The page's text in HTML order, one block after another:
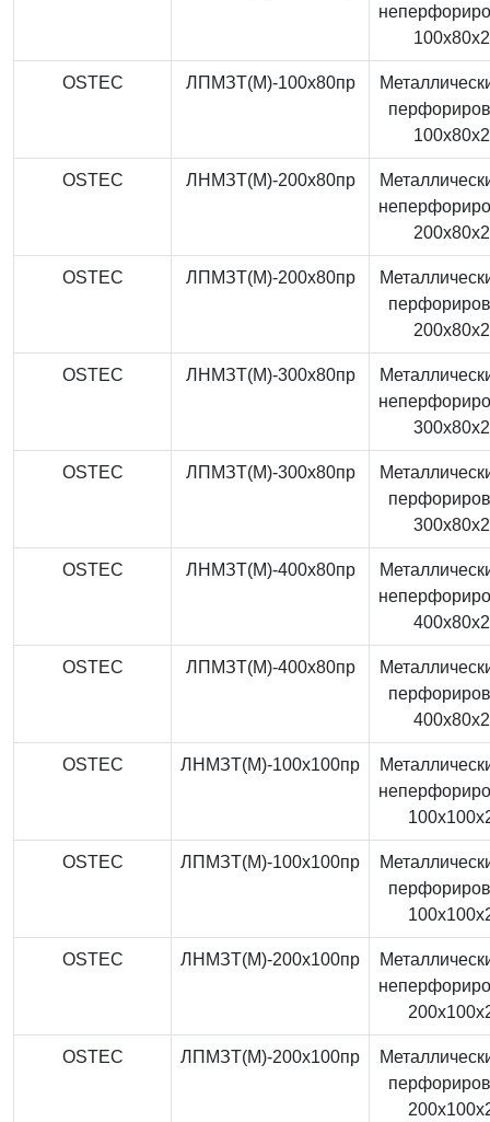
OSTEC ЛПМЗТ(М)-100x80пр
OSTEC ЛНМЗТ(М)-200x80пр
OSTEC ЛПМЗТ(М)-200x80пр
OSTEC ЛНМЗТ(М)-300x80пр
OSTEC ЛПМЗТ(М)-300x80пр
OSTEC ЛНМЗТ(М)-400x80пр
OSTEC ЛПМЗТ(М)-400x80пр
OSTEC ЛНМЗТ(М)-100x100пр
OSTEC ЛПМЗТ(М)-100x100пр
OSTEC ЛНМЗТ(М)-200x100пр
OSTEC ЛПМЗТ(М)-200x100пр